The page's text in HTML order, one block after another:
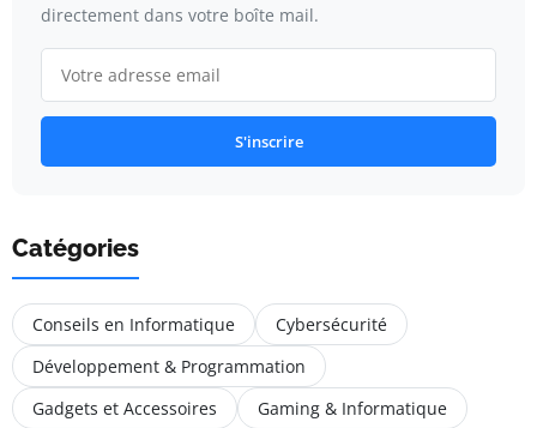
directement dans votre boîte mail.
S'inscrire
Catégories
Conseils en Informatique
Cybersécurité
Développement & Programmation
Gadgets et Accessoires
Gaming & Informatique